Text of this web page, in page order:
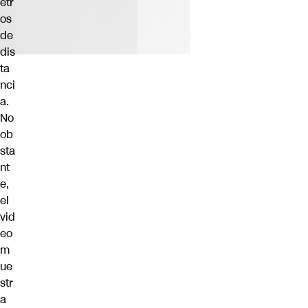
os
de
dis
ta
nci
a.
No
ob
sta
nt
e,
el
vid
eo
m
ue
str
a